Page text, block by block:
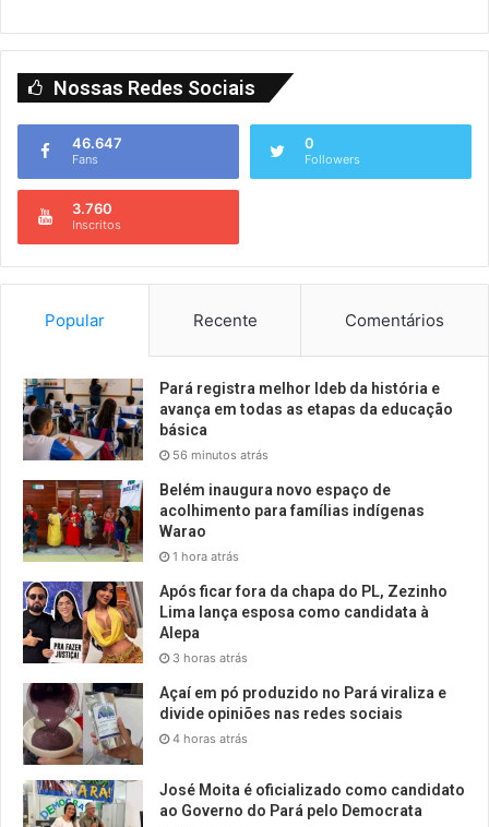
Nossas Redes Sociais
46.647
Fans
0
Followers
3.760
Inscritos
Popular Recente Comentários
Pará registra melhor Ideb da história e
avança em todas as etapas da educação
básica
56 minutos atrás
Belém inaugura novo espaço de
acolhimento para famílias indígenas
Warao
1 hora atrás
Após ficar fora da chapa do PL, Zezinho
Lima lança esposa como candidata à
Alepa
3 horas atrás
Açaí em pó produzido no Pará viraliza e
divide opiniões nas redes sociais
4 horas atrás
José Moita é oficializado como candidato
ao Governo do Pará pelo Democrata